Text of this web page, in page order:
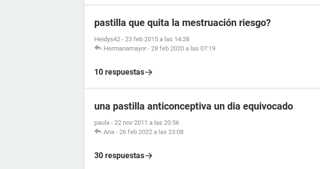
pastilla que quita la mestruación riesgo?
Heidys42 - 23 feb 2015 a las 14:28
Hermanamayor - 28 feb 2020 a las 07:19
10 respuestas
una pastilla anticonceptiva un dia equivocado
paula - 22 nov 2011 a las 20:56
Ana - 26 feb 2022 a las 23:08
30 respuestas